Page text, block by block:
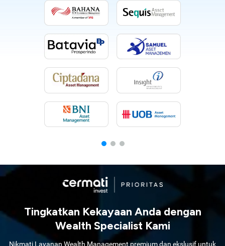
Tingkatkan Kekayaan Anda dengan
Wealth Specialist Kami
Nikmati Layanan Wealth Management premium dan ekslusif untuk